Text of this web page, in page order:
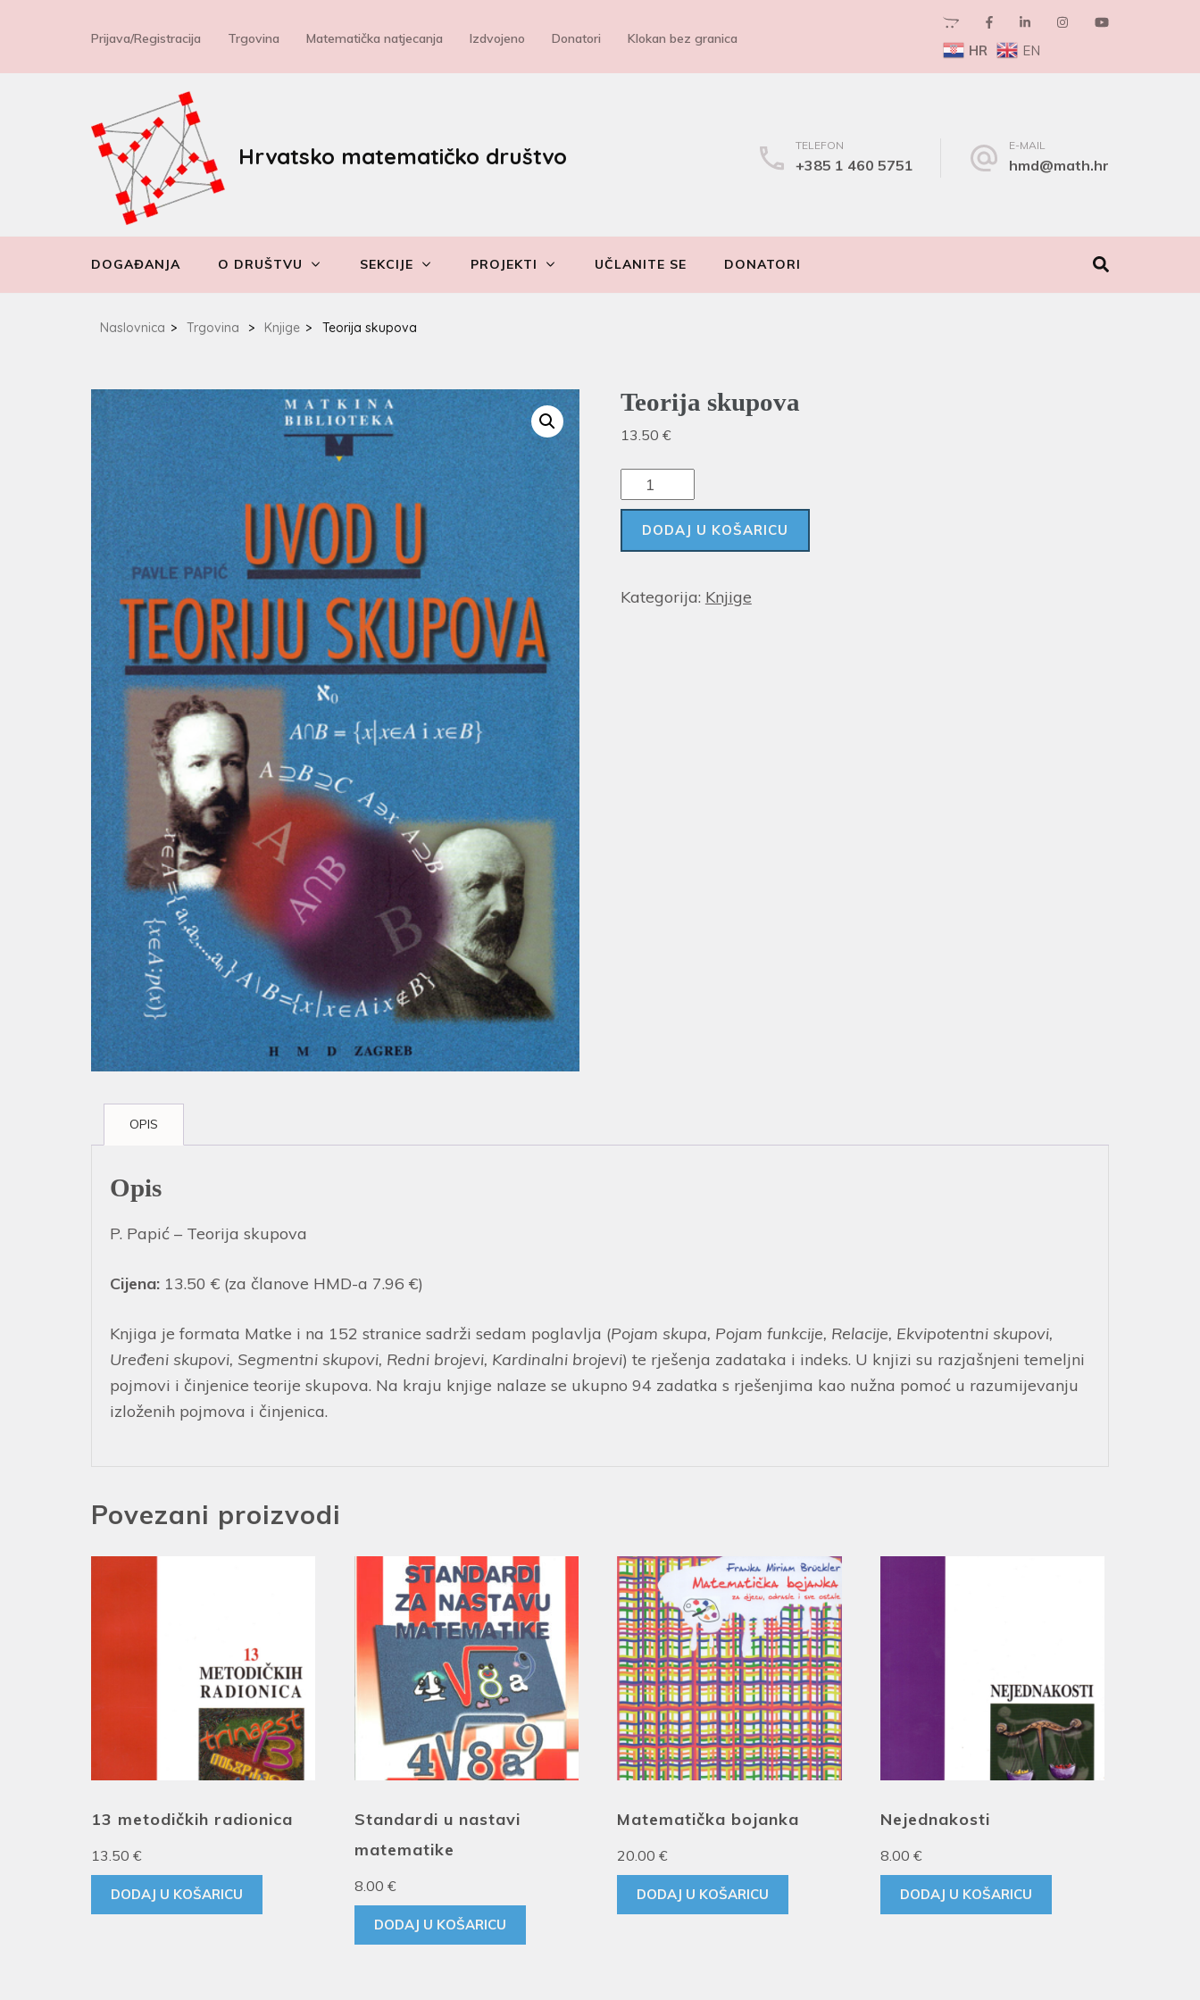
Prijava/Registracija Trgovina Matematička natjecanja Izdvojeno Donatori Klokan bez granica
HR EN
Hrvatsko matematičko društvo TELEFON
+385 1 460 5751
E-MAIL
hmd@math.hr
DOGAĐANJA O DRUŠTVU SEKCIJE PROJEKTI UČLANITE SE DONATORI
Naslovnica > Trgovina > Knjige > Teorija skupova
Teorija skupova
13.50 €
DODAJ U KOŠARICU
Kategorija: Knjige
OPIS
Opis
P. Papić – Teorija skupova
Cijena: 13.50 € (za članove HMD-a 7.96 €)
Knjiga je formata Matke i na 152 stranice sadrži sedam poglavlja (Pojam skupa, Pojam funkcije, Relacije, Ekvipotentni skupovi,
Uređeni skupovi, Segmentni skupovi, Redni brojevi, Kardinalni brojevi) te rješenja zadataka i indeks. U knjizi su razjašnjeni temeljni
pojmovi i činjenice teorije skupova. Na kraju knjige nalaze se ukupno 94 zadatka s rješenjima kao nužna pomoć u razumijevanju
izloženih pojmova i činjenica.
Povezani proizvodi
13 metodičkih radionica
13.50 €
DODAJ U KOŠARICU
Standardi u nastavi
matematike
8.00 €
DODAJ U KOŠARICU
Matematička bojanka
20.00€
DODAJ U KOŠARICU
Nejednakosti
8.00€
DODAJ U KOŠARICU